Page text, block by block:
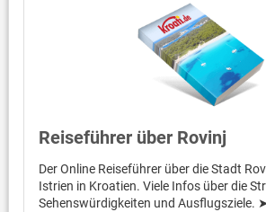
Reiseführer über Rovinj
Der Online Reiseführer über die Stadt
Istrien in Kroatien. Viele Infos über die
Sehenswürdigkeiten und Ausflugsziele.